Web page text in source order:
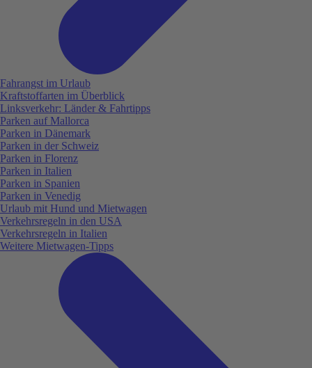
Fahrangst im Urlaub
Kraftstoffarten im Überblick
Linksverkehr: Länder & Fahrtipps
Parken auf Mallorca
Parken in Dänemark
Parken in der Schweiz
Parken in Florenz
Parken in Italien
Parken in Spanien
Parken in Venedig
Urlaub mit Hund und Mietwagen
Verkehrsregeln in den USA
Verkehrsregeln in Italien
Weitere Mietwagen-Tipps